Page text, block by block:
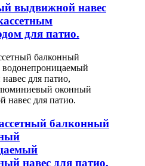
выдвижной навес
для патио.
балконный
навес для патио,